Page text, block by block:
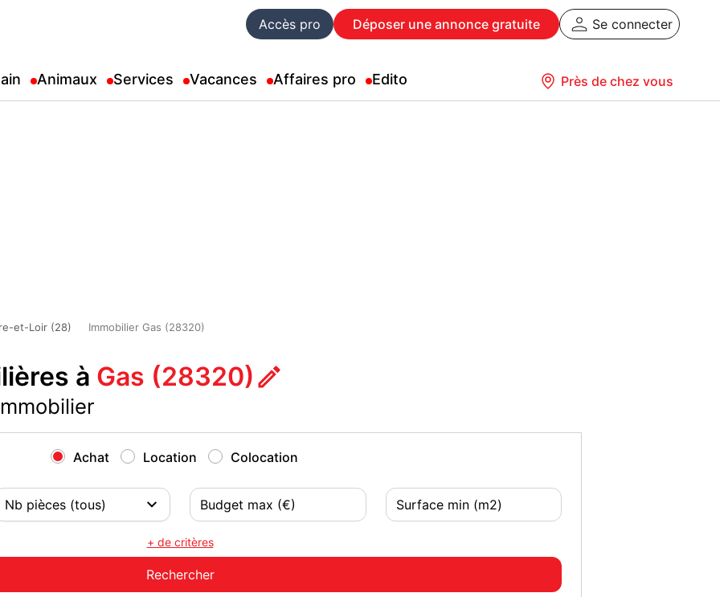
Accès pro Déposer une annonce gratuite Se connecter
Animaux Services Vacances Affaires pro Edito Près de chez vous
et-Loir (28) Immobilier Gas (28320)
à Gas (28320)
Achat Location Colocation
+ de critères